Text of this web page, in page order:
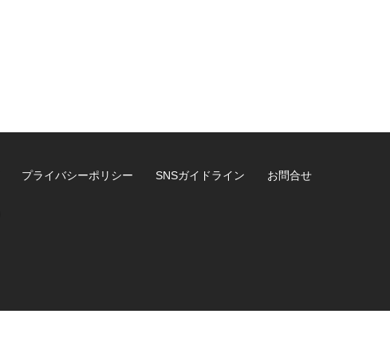
プライバシーポリシー SNSガイドライン お問合せ